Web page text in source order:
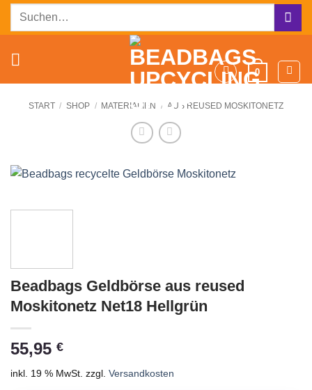
ZumSuchen
0
START / SHOP / MATERIALIEN / AUS REUSED MOSKITONETZ
Beadbags Geldbörse aus reused
Moskitonetz Net18 Hellgrün
55,95 €
inkl. 19 % MwSt. zzgl. Versandkosten